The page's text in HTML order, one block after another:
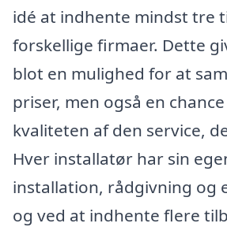
idé at indhente mindst tre
forskellige firmaer. Dette
blot en mulighed for at
priser, men også en
kvaliteten af den service,
Hver installatør har sin
installation, rådgivning og
og ved at indhente flere